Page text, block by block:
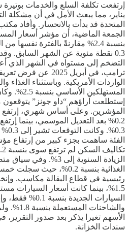
إرتفعت تكلفة السلع والخدمات
يناير، مما يبعث الأمل في أن مشكلة
المتحدة قد بدأت بالانحسار. وأفاد
الجمعة الماضية، أن مؤشر أسعار
بنسبة 2.4% مقارنةً بالفترة
0.3 نقطة مئوية عن الشهر السابق.
التضخم إلى مستواه في الشهر الذي
ترامب، في أبريل
الواردات الأمريكية. وباستثناء الغذاء
المستهلكين
المؤشرين. وعلى أساس شهري، إرتفع
0.2% بعد التعديل الموسمي، بينما
الفئة ساهمت بجزء كبير من إرتفاع
الزيادة السنوية إلى
الغذائية بنسبة 0.2%،
رئيسية في قطاع البقالة مكاسب.
1.5%، بينما كانت أسعار السيارات
السيارات
والشاحنات
الأسهم تغيرا يذكر بعد صدور
سندات الخزانة.